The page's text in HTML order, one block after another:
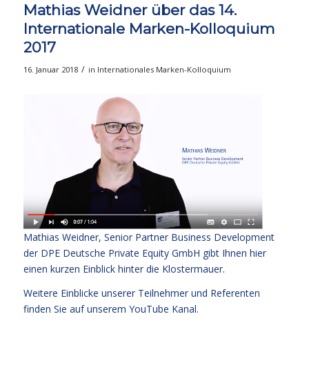
Mathias Weidner über das 14.
Internationale Marken-Kolloquium
2017
16. Januar 2018 / in Internationales Marken-Kolloquium
Mathias Weidner, Senior Partner Business Development
der DPE Deutsche Private Equity GmbH gibt Ihnen hier
einen kurzen Einblick hinter die Klostermauer.
Weitere Einblicke unserer Teilnehmer und Referenten
finden Sie auf unserem YouTube Kanal.